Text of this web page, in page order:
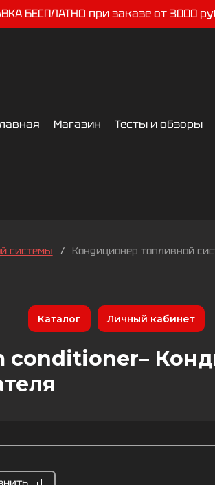
БЕСПЛАТНО при заказе от 3000
Магазин Тесты и обзоры
системы /
Кондиционер топливной
Каталог Личный кабинет
conditioner–